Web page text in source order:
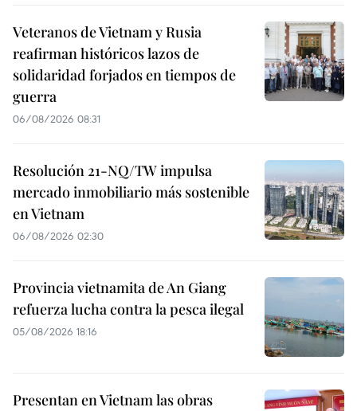
Veteranos de Vietnam y Rusia
reafirman históricos lazos de
solidaridad forjados en tiempos de
guerra
06/08/2026 08:31
Resolución 21-NQ/TW impulsa
mercado inmobiliario más sostenible
en Vietnam
06/08/2026 02:30
Provincia vietnamita de An Giang
refuerza lucha contra la pesca ilegal
05/08/2026 18:16
Presentan en Vietnam las obras